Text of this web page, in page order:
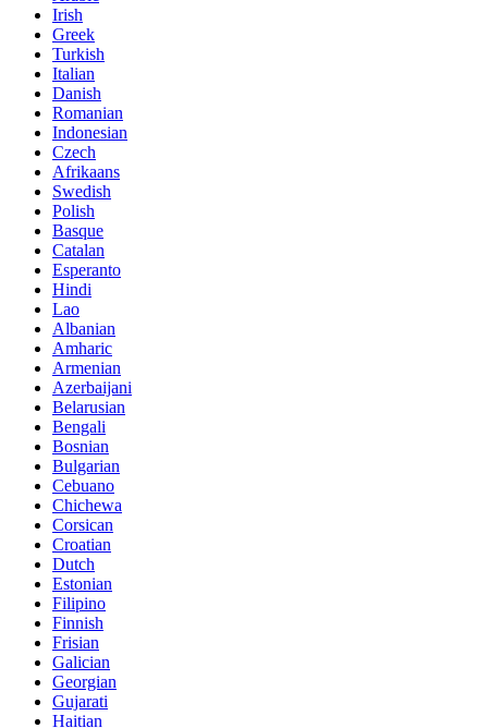
Irish
Greek
Turkish
Italian
Danish
Romanian
Indonesian
Czech
Afrikaans
Swedish
Polish
Basque
Catalan
Esperanto
Hindi
Lao
Albanian
Amharic
Armenian
Azerbaijani
Belarusian
Bengali
Bosnian
Bulgarian
Cebuano
Chichewa
Corsican
Croatian
Dutch
Estonian
Filipino
Finnish
Frisian
Galician
Georgian
Gujarati
Haitian